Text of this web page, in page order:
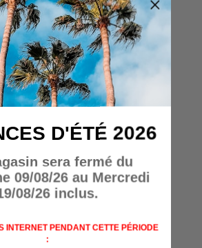
TWITTER
CLIENTS
premier à écrire un avis
D'ÉTÉ 2026
sera fermé du
09/08/26 au Mercredi
08/26 inclus.
INTERNET PENDANT CETTE PÉRIODE
: